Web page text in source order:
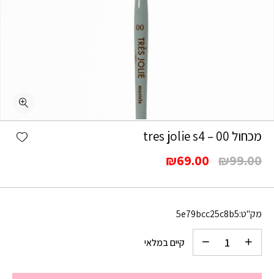
מכחול 00 – tres jolie s4
₪99.00
המחיר
היה:
₪99.00.
₪69.00
המחיר
הוא:
מק"ט:5e79bcc25c8b5
קיים במלאי